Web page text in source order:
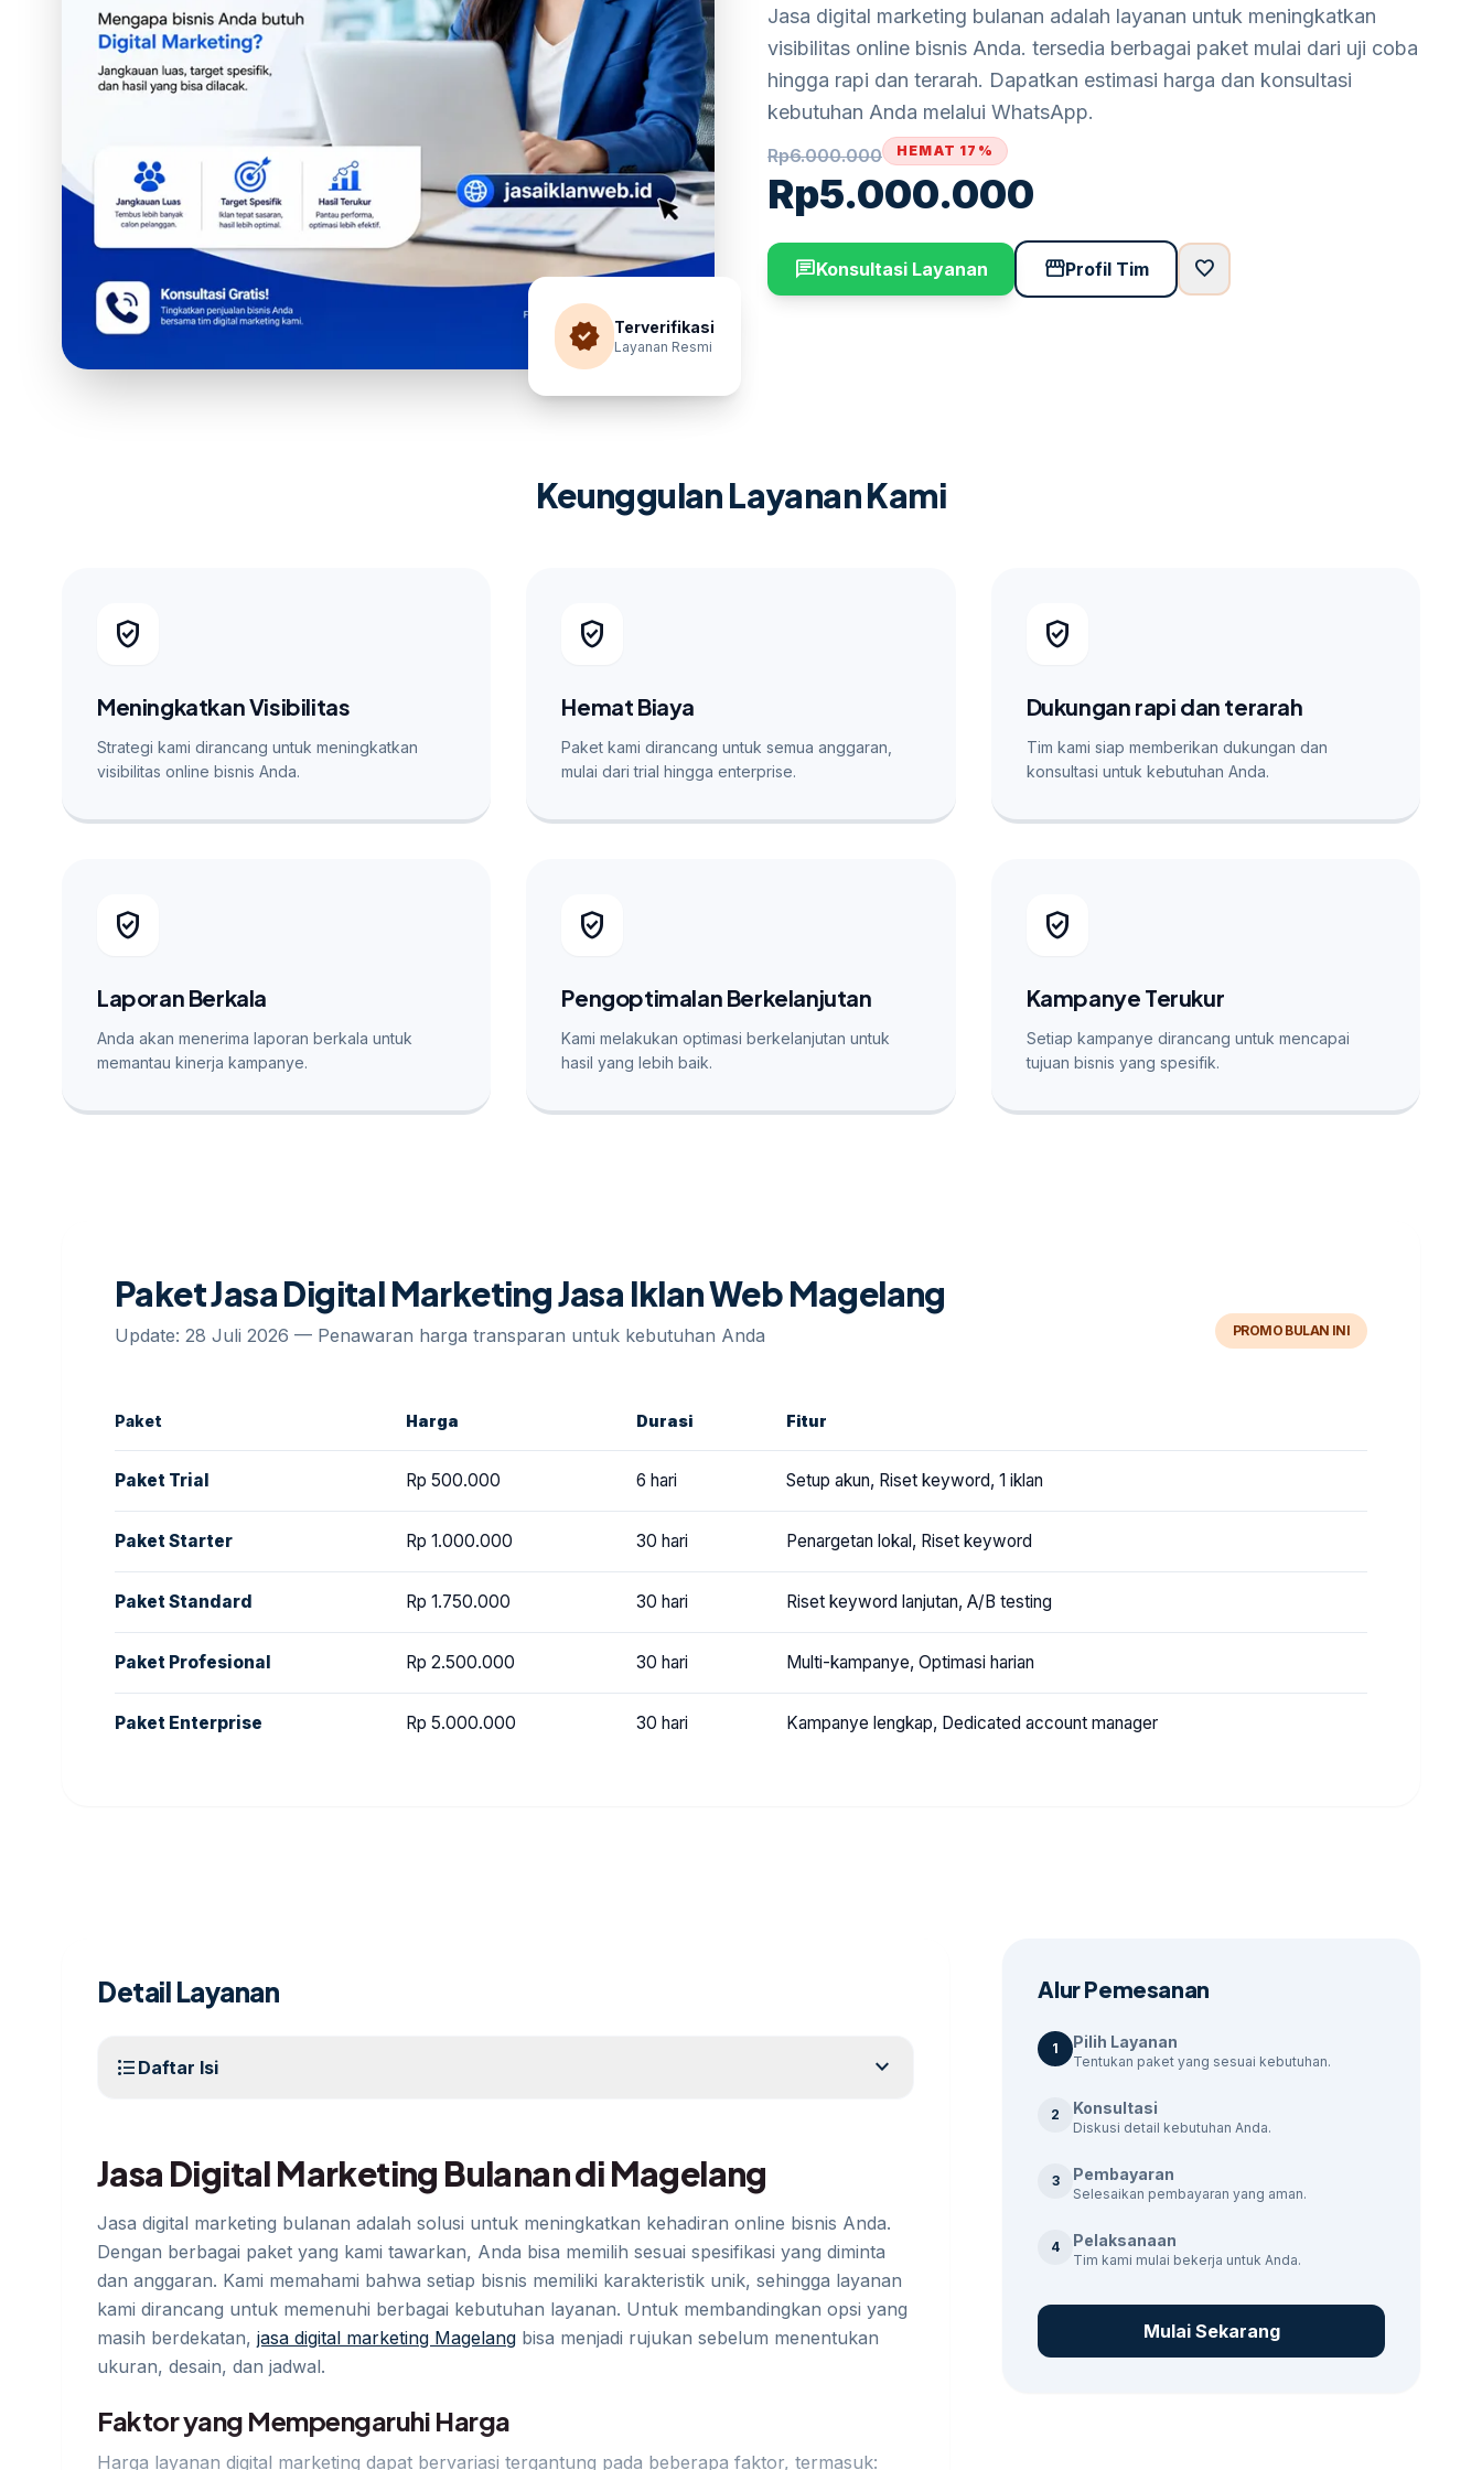
verified Terverifikasi
Layanan Resmi
Jasa digital marketing bulanan adalah layanan untuk meningkatkan
visibilitas online bisnis Anda. tersedia berbagai paket mulai dari uji coba
hingga rapi dan terarah. Dapatkan estimasi harga dan konsultasi
kebutuhan Anda melalui WhatsApp.
Rp6.000.000
Rp5.000.000
HEMAT 17%
chatKonsultasi Layanan storefrontProfil Tim favorite
Keunggulan Layanan Kami
verified_user
Meningkatkan Visibilitas
Strategi kami dirancang untuk meningkatkan
visibilitas online bisnis Anda.
verified_user
Hemat Biaya
Paket kami dirancang untuk semua anggaran,
mulai dari trial hingga enterprise.
verified_user
Dukungan rapi dan terarah
Tim kami siap memberikan dukungan dan
konsultasi untuk kebutuhan Anda.
verified_user
Laporan Berkala
Anda akan menerima laporan berkala untuk
memantau kinerja kampanye.
verified_user
Pengoptimalan Berkelanjutan
Kami melakukan optimasi berkelanjutan untuk
hasil yang lebih baik.
verified_user
Kampanye Terukur
Setiap kampanye dirancang untuk mencapai
tujuan bisnis yang spesifik.
Paket Jasa Digital Marketing Jasa Iklan Web Magelang
Update: 28 Juli 2026 — Penawaran harga transparan untuk kebutuhan Anda PROMO BULAN INI
Paket Harga Durasi Fitur
Paket Trial Rp 500.000 6 hari Setup akun, Riset keyword, 1 iklan
Paket Starter Rp 1.000.000 30 hari Penargetan lokal, Riset keyword
Paket Standard Rp 1.750.000 30 hari Riset keyword lanjutan, A/B testing
Paket Profesional Rp 2.500.000 30 hari Multi-kampanye, Optimasi harian
Paket Enterprise Rp 5.000.000 30 hari Kampanye lengkap, Dedicated account manager
Detail Layanan
format_list_bulleted Daftar Isi expand_more
Jasa Digital Marketing Bulanan di Magelang
Jasa digital marketing bulanan adalah solusi untuk meningkatkan kehadiran online bisnis Anda.
Dengan berbagai paket yang kami tawarkan, Anda bisa memilih sesuai spesifikasi yang diminta
dan anggaran. Kami memahami bahwa setiap bisnis memiliki karakteristik unik, sehingga layanan
kami dirancang untuk memenuhi berbagai kebutuhan layanan. Untuk membandingkan opsi yang
masih berdekatan, jasa digital marketing Magelang bisa menjadi rujukan sebelum menentukan
ukuran, desain, dan jadwal.
Faktor yang Mempengaruhi Harga
Harga layanan digital marketing dapat bervariasi tergantung pada beberapa faktor, termasuk:
Alur Pemesanan
1 Pilih Layanan
Tentukan paket yang sesuai kebutuhan.
2 Konsultasi
Diskusi detail kebutuhan Anda.
3 Pembayaran
Selesaikan pembayaran yang aman.
4 Pelaksanaan
Tim kami mulai bekerja untuk Anda.
Mulai Sekarang